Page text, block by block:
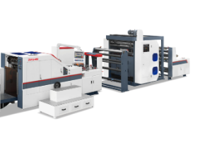
الشركة